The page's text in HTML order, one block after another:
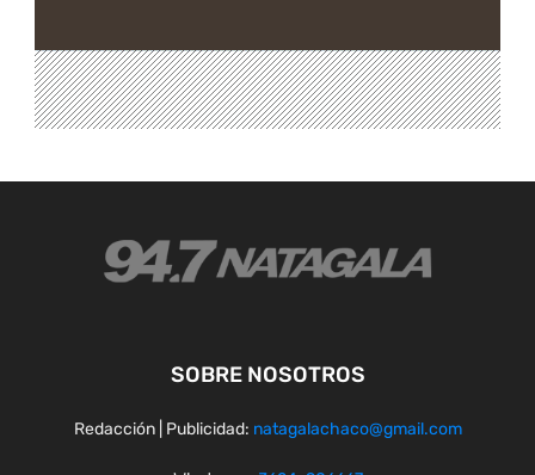
SOBRE NOSOTROS
Redacción | Publicidad: natagalachaco@gmail.com